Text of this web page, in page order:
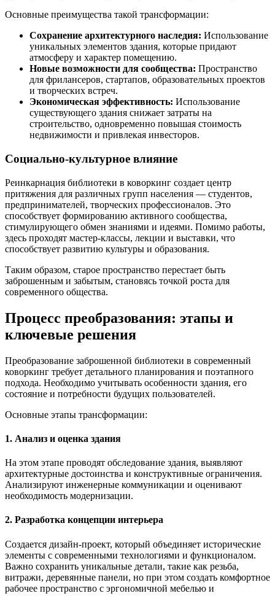
Основные преимущества такой трансформации:
Сохранение архитектурного наследия: Использование
уникальных элементов здания, которые придают
атмосферу и характер помещению.
Новые возможности для сообщества: Пространство
для фрилансеров, стартапов, образовательных проектов
и творческих встреч.
Экономическая эффективность: Использование
существующего здания снижает затраты на
строительство, одновременно повышая стоимость
недвижимости и привлекая инвесторов.
Социально-культурное влияние
Реинкарнация библиотеки в коворкинг создает центр
притяжения для различных групп населения — студентов,
предпринимателей, творческих профессионалов. Это
способствует формированию активного сообщества,
стимулирующего обмен знаниями и идеями. Помимо работы,
здесь проходят мастер-классы, лекции и выставки, что
способствует развитию культуры и образования.
Таким образом, старое пространство перестает быть
заброшенным и забытым, становясь точкой роста для
современного общества.
Процесс преобразования: этапы и
ключевые решения
Преобразование заброшенной библиотеки в современный
коворкинг требует детального планирования и поэтапного
подхода. Необходимо учитывать особенности здания, его
состояние и потребности будущих пользователей.
Основные этапы трансформации:
1. Анализ и оценка здания
На этом этапе проводят обследование здания, выявляют
архитектурные достоинства и конструктивные ограничения.
Анализируют инженерные коммуникации и оценивают
необходимость модернизации.
2. Разработка концепции интерьера
Создается дизайн-проект, который объединяет исторические
элементы с современными технологиями и функционалом.
Важно сохранить уникальные детали, такие как резьба,
витражи, деревянные панели, но при этом создать комфортное
рабочее пространство с эргономичной мебелью и